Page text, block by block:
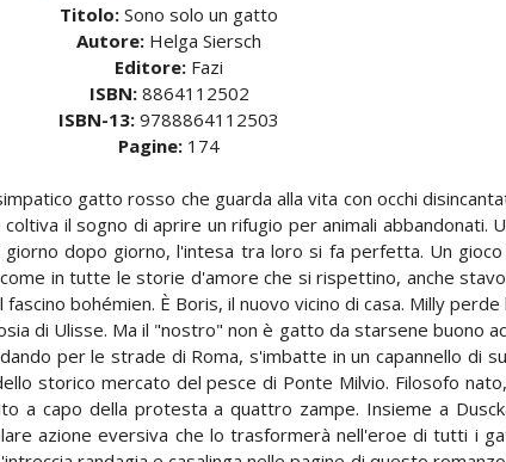
Titolo: Sono solo un gatto
Autore: Helga Siersch
Editore: Fazi
ISBN:8864112502
ISBN-13: 9788864112503
Pagine: 174
gatto rosso che guarda alla vita con occhi
il sogno di aprire un rifugio per animali abbandonati.
dopo giorno, l'intesa tra loro si fa perfetta. Un
in tutte le storie d'amore che si rispettino, anche
bohémien. È Boris, il nuovo vicino di casa. Milly
di Ulisse. Ma il "nostro" non è gatto da starsene buono
per le strade di Roma, s'imbatte in un capannello di
storico mercato del pesce di Ponte Milvio. Filosofo
a capo della protesta a quattro zampe. Insieme a
azione eversiva che lo trasformerà nell'eroe di tutti i